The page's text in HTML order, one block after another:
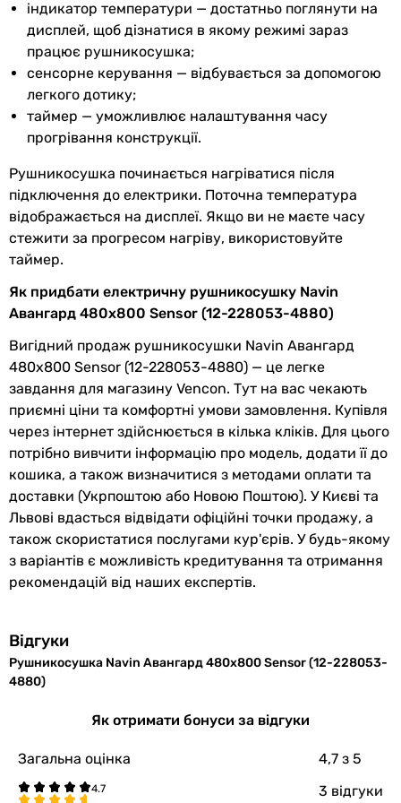
155 Вт
155 Вт
155 Вт
155 Вт
Клас захисту
IP44
IP44
IP44
IP44
IP44
драбинка
драбинка
драбинка
драбинка
драбинка
драбинка
драбинка
Особливості моделі
дисплей, індикатор температури
дисплей, індикатор температури
дисплей
можливий прихований монтаж
можливий прихований монтаж
можливий прихований монтаж
8 шт
8 шт
8 шт
10 шт
10 шт
Профіль труби
Габарити в упаковці
Ширина в
упаковці
550 мм
Висота в
упаковці
840 мм
Глибина в
упаковці
60 мм
Вага в упаковці 6.1 кг
Гарантія 36 міс.
Побачили помилку в описі або характеристиках?
Повідомте нам про це!
Повідомити про помилку
Характеристики, комплектація та фотографії Navin Авангард
480х800 Sensor (12-228053-4880) носять
ознайомлювальний характер і можуть змінюватися
виробником без повідомлення. Магазин не несе
відповідальності за зміни, внесені виробником.
індикатор температури — достатньо поглянути на
дисплей, щоб дізнатися в якому режимі зараз
працює рушникосушка;
сенсорне керування — відбувається за допомогою
легкого дотику;
таймер — уможливлює налаштування часу
прогрівання конструкції.
Рушникосушка починається нагріватися після
підключення до електрики. Поточна температура
відображається на дисплеї. Якщо ви не маєте часу
стежити за прогресом нагріву, використовуйте
таймер.
Як придбати електричну рушникосушку Navin
Авангард 480х800 Sensor (12-228053-4880)
Вигідний продаж рушникосушки Navin Авангард
480х800 Sensor (12-228053-4880) — це легке
завдання для магазину Vencon. Тут на вас чекають
приємні ціни та комфортні умови замовлення. Купівля
через інтернет здійснюється в кілька кліків. Для цього
потрібно вивчити інформацію про модель, додати її до
кошика, а також визначитися з методами оплати та
доставки (Укрпоштою або Новою Поштою). У Києві та
Львові вдасться відвідати офіційні точки продажу, а
також скористатися послугами кур'єрів. У будь-якому
з варіантів є можливість кредитування та отримання
рекомендацій від наших експертів.
Відгуки
Рушникосушка Navin Авангард 480х800 Sensor (12-228053-
4880)
Як отримати бонуси за відгуки
Загальна оцінка 4,7 з 5
3 відгуки